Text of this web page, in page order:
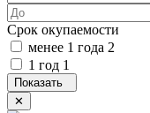
Срок окупаемости
менее 1 года 2
1 год 1